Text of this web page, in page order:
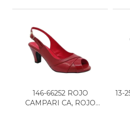
146-66252 ROJO
CAMPARI CA, ROJO
13-